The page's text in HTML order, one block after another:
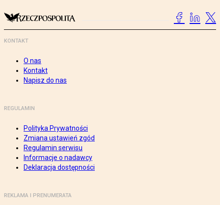
KONTAKT
O nas
Kontakt
Napisz do nas
REGULAMIN
Polityka Prywatności
Zmiana ustawień zgód
Regulamin serwisu
Informacje o nadawcy
Deklaracja dostępności
REKLAMA I PRENUMERATA